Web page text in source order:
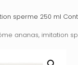
sperme 250 ml
ananas, imitation